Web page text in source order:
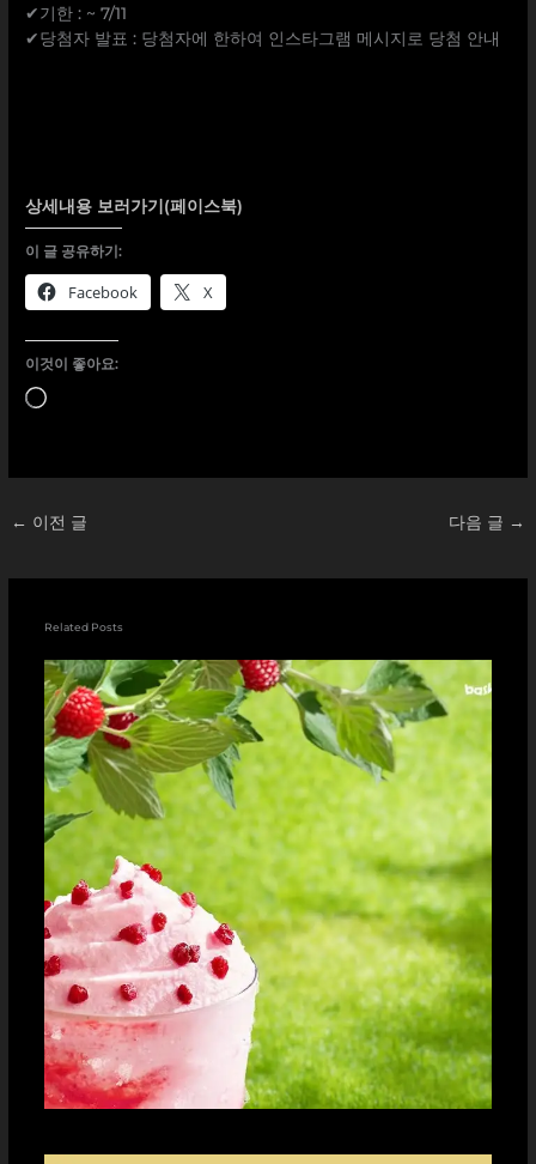
✔기한 : ~ 7/11
✔당첨자 발표 : 당첨자에 한하여 인스타그램 메시지로 당첨 안내
상세내용 보러가기(페이스북)
이 글 공유하기:
Facebook X
이것이 좋아요:
로
← 이전 글 다음 글 →
Related Posts